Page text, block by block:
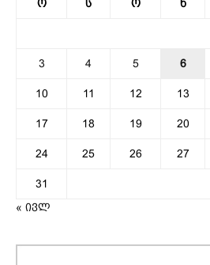
ო ს ო ხ
3 4 5 6
10 11 12 13
17 18 19 20
24 25 26 27
31
« ივლ